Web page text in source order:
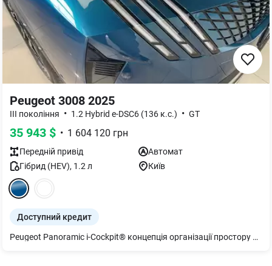
Peugeot 3008 2025
III покоління • 1.2 Hybrid e-DSC6 (136 к.с.) • GT
35 943 $ • 1 604 120 грн
Передній привід
Автомат
Гібрид (HEV), 1.2л Київ
Доступний кредит
Peugeot Panoramic i-Cockpit® концепція організації простору навколо водія: 21" HD-екран. Частина екрану навпроти водія - нечутлива, центральна частина екрану - чутлива до дотику. Бездротовий Mirror Screen (Android Auto, Apple Car Play) Bluetooth з можливістю підключення 2х телефонів одночасно, 4 USB (type C) PEUGEOT Virtual i-Toggles із 10 настроюваними ярликами Навігація Full LED Pixel LED Technology світлодіодні матричні фари з інтегрованим режимом протитуманних фар та функцією статичного направленого освітлення, адаптивним дальнім світлом. Світлодіодні денні ходові вогні з інтегрованими вказівниками поворотів Легкосплавні колісні диски R19" YARI 225/55 + малорозмірне запасне колесо Пакет БЕЗПЕКА GT ПЛЮС: Система допомоги при зміні смуги руху Lane change assist - long range (ZVM9) Система попередження про поперечний рух позаду Rear Cross Traffic Alert Асистент утримання обраної позиції в смузі руху Lane Positioning Assist Сигналізація (AB13) Бездротова зарядка, 15 Вт (E301) Камера 360° (4 камери) Зовнішні дзеркала заднього виду з функцією автоскладання, LED підсвіткою, пам'яттю і налаштуванням позиції при реверсі (HU24) 6 динаміків : 2 високочастотні+2 низькочастотні попереду, 2 широкосмугові позаду Оздоблення салону: Alcantara з елементами темної шкіри, чорна стеля Мультифункціональне кермо із суцільно зернистої шкіри, прострочкою, хромованими вставками, лого "GT" Центральний передній та задній підлокітник Алюмінієві накладки на педалі Сидіння водія AGR: електричне регулювання у 10 напрямках, масажем і пам'яттю Сидіння пасажира AGR: електричне регулювання у 10 напрямках і масажем Grip Control - забезпечення оптимального зчеплення шин з дорожнім покриттям HADC система допомоги при рушанні на підйомі UE02 Система моніторингу тиску в шинах "Подушки безпеки Фронтальні, бокові для водія та переднього пасажира Шторки безпеки для першого, другого ряду сидінь Система кріплення дитячих автокрісел ISOFIX (на бічних кріслах задніх сидінь)" "Електронні помічники ABS антиблокувальна система гальм ESP електронна система стабілізації ASR антибуксувальна система EBA система допомоги при екстреному гальмуванні" Автоматизоване електричне стоянкове гальмо Захист двигуна Двозонний клімат - контроль Підігрів кермал